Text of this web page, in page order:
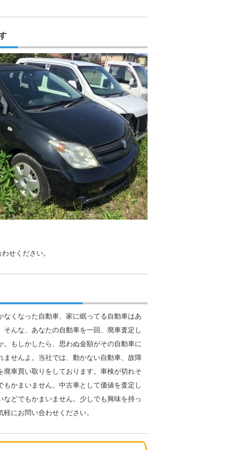
せください。
なくなった自動車、家に眠ってる自動車はあ
そんな、あなたの自動車を一回、廃車査定し
。もしかしたら、思わぬ金額がその自動車に
ませんよ。当社では、動かない自動車、故障
廃車買い取りをしております。車検が切れそ
もかまいません。中古車として価値を査定し
などでもかまいません。少しでも興味を持っ
軽にお問い合わせください。